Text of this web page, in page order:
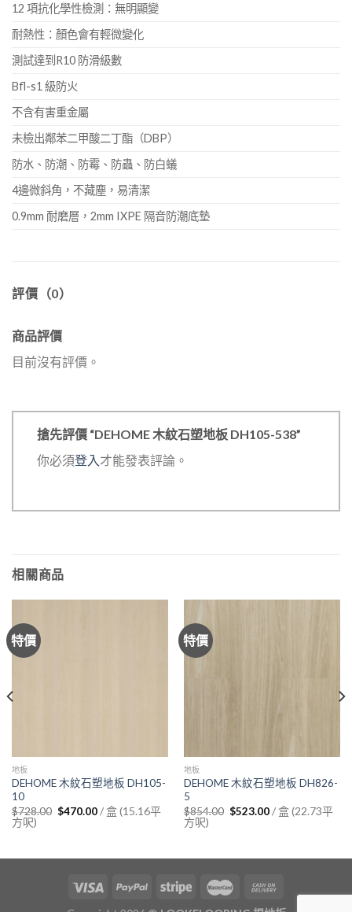
12 項抗化學性檢測：無明顯變
耐熱性：顏色會有輕微變化
測試達到R10 防滑級數
Bfl-s1 級防火
不含有害重金屬
未檢出鄰苯二甲酸二丁酯（DBP）
防水、防潮、防霉、防蟲、防白蟻
4邊微斜角，不藏塵，易清潔
0.9mm 耐磨層，2mm IXPE 隔音防潮底墊
評價（0）
商品評價
目前沒有評價。
搶先評價 “DEHOME 木紋石塑地板 DH105-538”
你必須登入才能發表評論。
相關商品
特價
地板
DEHOME 木紋石塑地板 DH105-
10
$728.00 Original
price
$470.00Current
price
/ 盒 (15.16平
方呎)
特價
地板
DEHOME 木紋石塑地板 DH826-
5
$854.00 Original
price
$523.00Current
price
/ 盒 (22.73平
方呎)